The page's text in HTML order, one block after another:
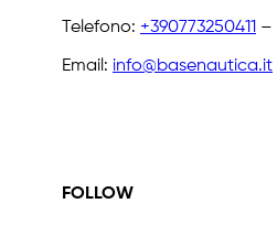
Telefono: +390773250411 –
Email: info@basenautica.it
FOLLOW